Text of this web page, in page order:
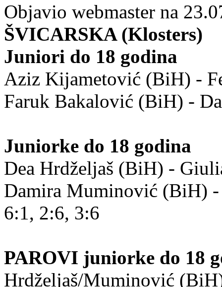
Objavio webmaster na
ŠVICARSKA (Klosters)
Juniori do 18 godina
Aziz Kijametović (BiH) -
Faruk Bakalović (BiH) -
Juniorke do 18 godina
Dea Hrdželjaš (BiH) -
Damira Muminović (BiH)
6:1, 2:6, 3:6
PAROVI juniorke do 18
Hrdželjaš/Muminović